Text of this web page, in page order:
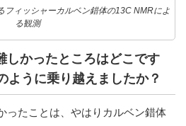
フィッシャーカルベン錯体の13C NMRによ
る観測
しかったところはどこです
ように乗り越えましたか？
ったことは、やはりカルベン錯体